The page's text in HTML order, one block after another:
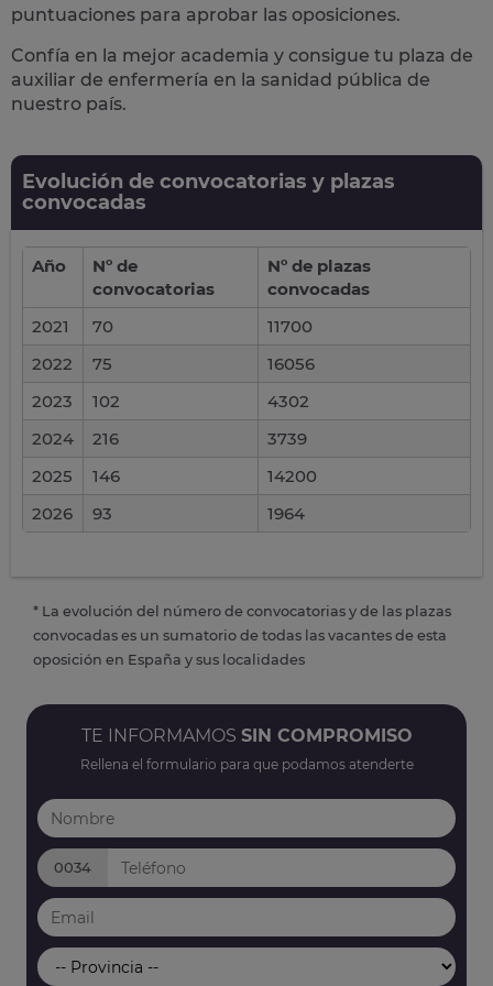
puntuaciones para aprobar las oposiciones.
Confía en la mejor academia y consigue tu plaza de
auxiliar de enfermería en la sanidad pública de
nuestro país.
Evolución de convocatorias y plazas
convocadas
Año
Nº de
convocatorias
Nº de plazas
convocadas
2021
70
11700
2022
75
16056
2023
102
4302
2024
216
3739
2025
146
14200
2026
93 1964
* La evolución del número de convocatorias y de las plazas
convocadas es un sumatorio de todas las vacantes de esta
oposición en España y sus localidades
TE INFORMAMOS SIN COMPROMISO
Rellena el formulario para que podamos atenderte
0034